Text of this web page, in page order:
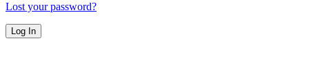
Lost your password?